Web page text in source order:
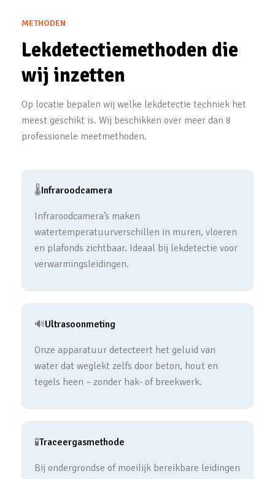
METHODEN
Lekdetectiemethoden die
wij inzetten
Op locatie bepalen wij welke lekdetectie techniek het
meest geschikt is. Wij beschikken over meer dan 8
professionele meetmethoden.
🌡️Infraroodcamera
Infraroodcamera’s maken
watertemperatuurverschillen in muren, vloeren
en plafonds zichtbaar. Ideaal bij lekdetectie voor
verwarmingsleidingen.
🔊Ultrasoonmeting
Onze apparatuur detecteert het geluid van
water dat weglekt zelfs door beton, hout en
tegels heen – zonder hak- of breekwerk.
🧪Traceergasmethode
Bij ondergrondse of moeilijk bereikbare leidingen